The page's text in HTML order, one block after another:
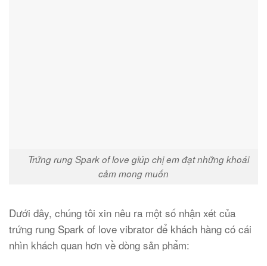
Trứng rung Spark of love giúp chị em đạt những khoái
cảm mong muốn
Dưới đây, chúng tôi xin nêu ra một số nhận xét của
trứng rung Spark of love vibrator để khách hàng có cái
nhìn khách quan hơn về dòng sản phẩm: